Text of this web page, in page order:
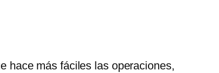
hace más fáciles las operaciones,